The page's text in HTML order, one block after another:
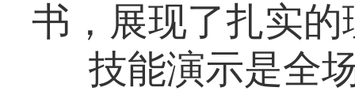
书，展现了扎实
技能演示是全